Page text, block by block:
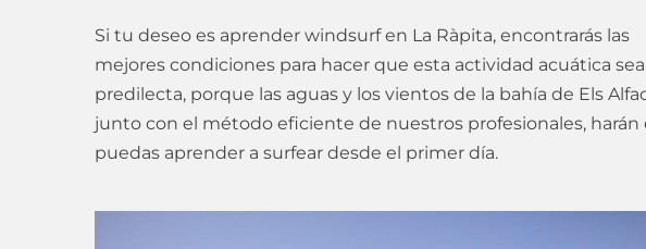
Si tu deseo es aprender windsurf en La Ràpita, encontrarás las
mejores condiciones para hacer que esta actividad acuática
predilecta, porque las aguas y los vientos de la bahía de Els
junto con el método eficiente de nuestros profesionales, harán
puedas aprender a surfear desde el primer día.